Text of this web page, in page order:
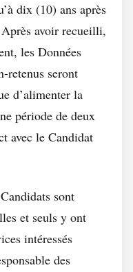
dix (10) ans après
avoir recueilli,
les Données
retenus seront
d’alimenter la
période de deux
avec le Candidat
sont
et seuls y ont
intéressés
des